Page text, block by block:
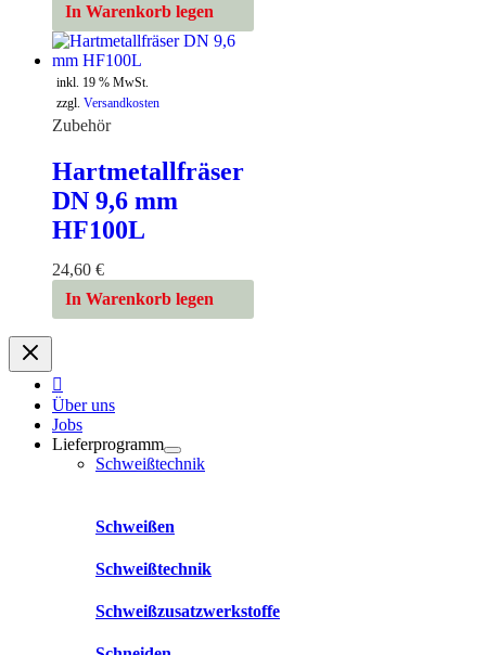
In Warenkorb legen
inkl. 19 % MwSt.
zzgl. Versandkosten
Zubehör
Hartmetallfräser
DN 9,6 mm
HF100L
24,60 €
In Warenkorb legen
Über uns
Jobs
Lieferprogramm
Schweißtechnik
Schweißen
Schweißtechnik
Schweißzusatzwerkstoffe